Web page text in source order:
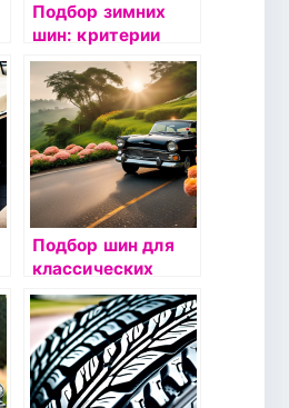
Подбор зимних
шин: критерии
выбора и
рекомендации
Подбор шин для
классических
автомобилей:
рекомендации